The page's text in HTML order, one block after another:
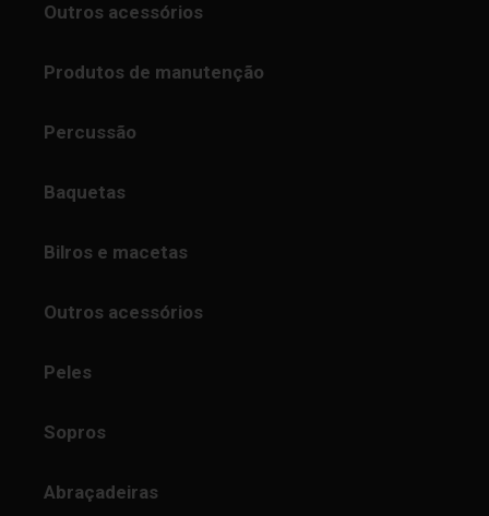
Outros acessórios
Produtos de manutenção
Percussão
Baquetas
Bilros e macetas
Outros acessórios
Peles
Sopros
Abraçadeiras